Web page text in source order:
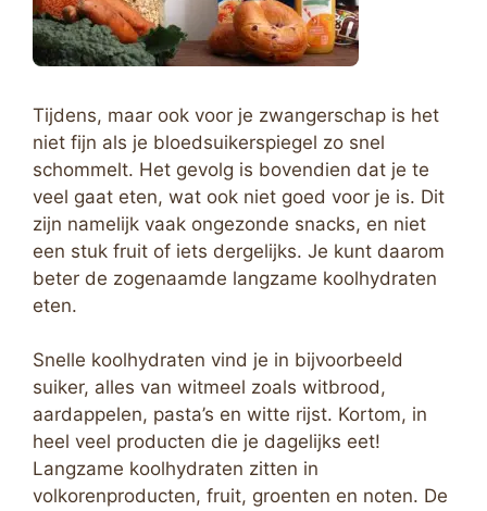
Tijdens, maar ook voor je zwangerschap is het
niet fijn als je bloedsuikerspiegel zo snel
schommelt. Het gevolg is bovendien dat je te
veel gaat eten, wat ook niet goed voor je is. Dit
zijn namelijk vaak ongezonde snacks, en niet
een stuk fruit of iets dergelijks. Je kunt daarom
beter de zogenaamde langzame koolhydraten
eten.
Snelle koolhydraten vind je in bijvoorbeeld
suiker, alles van witmeel zoals witbrood,
aardappelen, pasta’s en witte rijst. Kortom, in
heel veel producten die je dagelijks eet!
Langzame koolhydraten zitten in
volkorenproducten, fruit, groenten en noten. De